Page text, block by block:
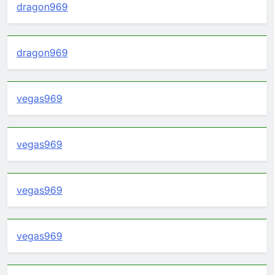
dragon969
dragon969
vegas969
vegas969
vegas969
vegas969